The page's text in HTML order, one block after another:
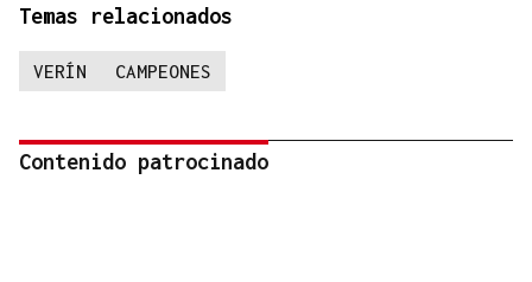
Temas relacionados
VERÍN CAMPEONES
Contenido patrocinado